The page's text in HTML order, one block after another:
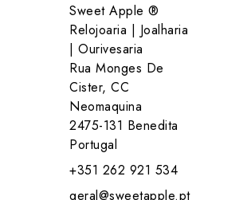
Sweet Apple ®
Relojoaria | Joalharia
| Ourivesaria
Rua Monges De
Cister, CC
Neomaquina
2475-131 Benedita
Portugal
+351 262 921 534
geral@sweetapple.pt